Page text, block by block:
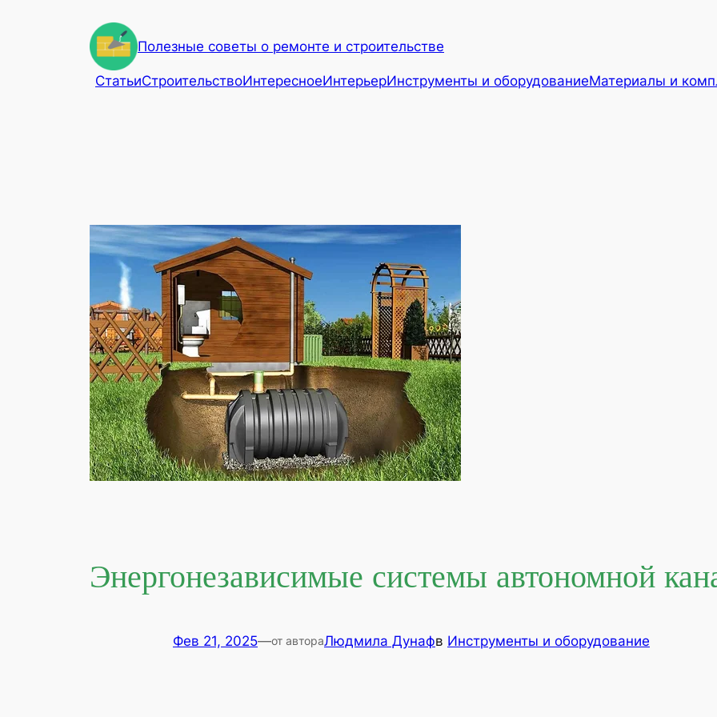
содержимому
Полезные советы о ремонте и строительстве
СтатьиСтроительствоИнтересноеИнтерьерИнструменты и оборудованиеМатериалы и
Энергонезависимые системы автономной
Фев 21, 2025—от автораЛюдмила Дунафв Инструменты и оборудование